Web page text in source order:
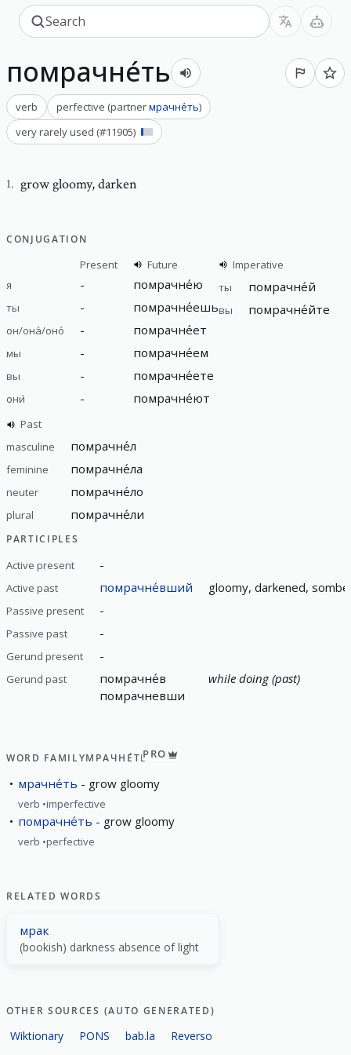
помрачне́ть
verb perfective (partnerмрачне́ть)
very rarely used (#11905)
1. grow gloomy,darken
CONJUGATION
Present
Future
я
- помрачне́ю
ты - помрачне́ешь
он/она́/оно́ - помрачне́ет
мы - помрачне́ем
вы - помрачне́ете
они́ - помрачне́ют
Imperative
ты
помрачне́й
вы помрачне́йте
Past
masculine
помрачне́л
feminine помрачне́ла
neuter помрачне́ло
plural помрачне́ли
PARTICIPLES
Active present -
Active past помрачне́вший gloomy, darkened,
Passive present -
Passive past -
Gerund present -
Gerund past
помрачне́в
помрачневши
while doing (past)
WORD FAMILYМРАЧНЕ́ТЬPRO
мрачне́ть grow gloomy
verb imperfective
помрачне́ть grow gloomy
verb perfective
RELATED WORDS
мрак
(bookish) darkness absence of light
OTHER SOURCES (AUTO GENERATED)
Wiktionary PONS bab.la Reverso